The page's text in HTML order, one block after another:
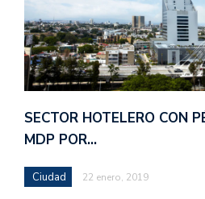
SECTOR HOTELERO CON
MDP POR…
Ciudad 22 enero, 2019